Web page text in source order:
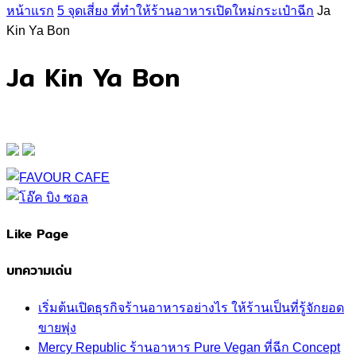
หน้าแรก 5 จุดเสี่ยง ที่ทำให้ร้านอาหารเปิดใหม่กระเป๋าฉีก Ja
Kin Ya Bon
Ja Kin Ya Bon
Like Page
บทความเด่น
เริ่มต้นเปิดธุรกิจร้านอาหารอย่างไร ให้ร้านเป็นที่รู้จักยอด
ขายพุ่ง
Mercy Republic ร้านอาหาร Pure Vegan ที่ฉีก Concept